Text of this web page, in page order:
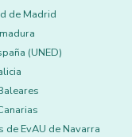
de Madrid
(UNED)
de EvAU de Navarra